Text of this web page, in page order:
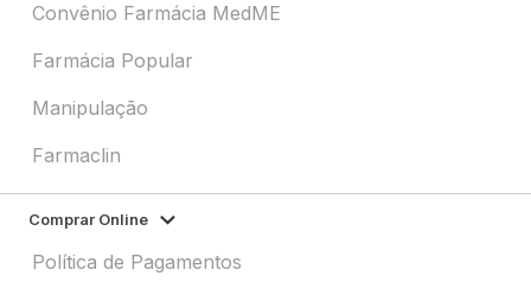
Convênio Farmácia MedME
Farmácia Popular
Manipulação
Farmaclin
Comprar Online
Política de Pagamentos